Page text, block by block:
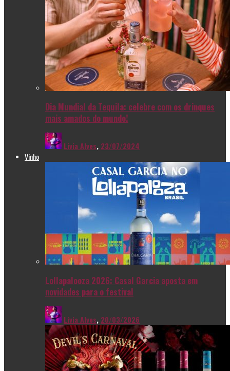
Dia Mundial da Tequila: celebre com os drinques
mais amados do mundo!
Livia Alves, 23/07/2024
Vinho
Lollapalooza 2026: Casal Garcia aposta em
novidades para o festival
Livia Alves, 20/03/2026